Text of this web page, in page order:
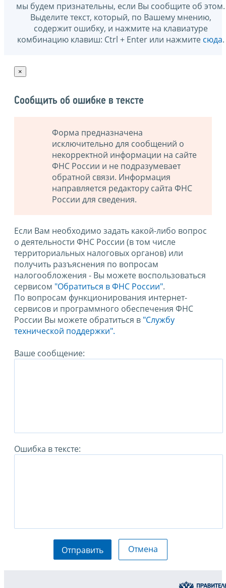
мы будем признательны, если Вы сообщите об этом.
Выделите текст, который, по Вашему мнению,
содержит ошибку, и нажмите на клавиатуре
комбинацию клавиш: Ctrl + Enter или нажмите сюда.
×
Сообщить об ошибке в тексте
Форма предназначена
исключительно для сообщений о
некорректной информации на сайте
ФНС России и не подразумевает
обратной связи. Информация
направляется редактору сайта ФНС
России для сведения.
Если Вам необходимо задать какой-либо вопрос
о деятельности ФНС России (в том числе
территориальных налоговых органов) или
получить разъяснения по вопросам
налогообложения - Вы можете воспользоваться
сервисом "Обратиться в ФНС России".
По вопросам функционирования интернет-
сервисов и программного обеспечения ФНС
России Вы можете обратиться в "Службу
технической поддержки".
Ваше сообщение:
Ошибка в тексте:
Отправить Отмена